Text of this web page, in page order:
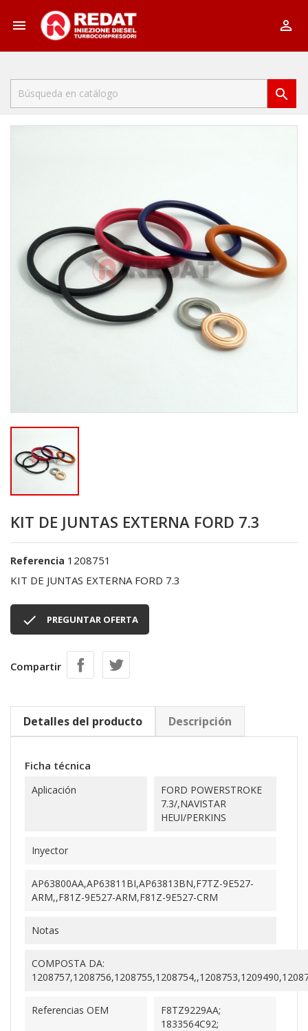
 

KIT DE JUNTAS EXTERNA FORD 7.3
Referencia 1208751
KIT DE JUNTAS EXTERNA FORD 7.3
 PREGUNTAR OFERTA
Compartir
Detalles del producto Descripción
Ficha técnica
Aplicación
FORD POWERSTROKE
7.3/,NAVISTAR
HEUI/PERKINS
Inyector
AP63800AA,AP63811BI,AP63813BN,F7TZ-9E527-
ARM,,F81Z-9E527-ARM,F81Z-9E527-CRM
Notas
COMPOSTA DA:
Referencias OEM
F8TZ9229AA;
1833564C92;